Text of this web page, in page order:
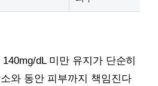
dL 미만 유지가 단순히
와 동안 피부까지 책임진다